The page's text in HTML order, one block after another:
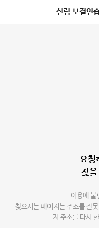
신림 보컬연
요청
찾
이용에 불
찾으시는 페이지는 주소를 잘
지 주소를 다시